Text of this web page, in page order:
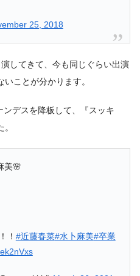
25, 2018
してきて、今も同じぐらい出演
ことが分かります。
デスを降板して、『スッキ
美🌸
！ #近藤春菜#水卜麻美#卒業